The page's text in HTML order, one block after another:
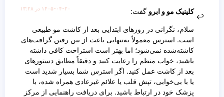
کلینیک مو و ابرو گفت: ۱۴۰۵-۰۴-۲۰ در ۱۳:۲۸
سلام، نگرانی در روزهای ابتدایی بعد از کاشت مو طبیعی
است. استرس معمولاً به‌تنهایی باعث از بین رفتن گرافت‌های
کاشته‌شده نمی‌شود؛ اما بهتر است استراحت کافی داشته
باشید، خواب منظم را رعایت کنید و دقیقاً مطابق دستورهای
بعد از کاشت عمل کنید. اگر استرس شما بسیار شدید است
یا با بی‌خوابی، تپش قلب یا علائم غیرعادی همراه شده، با
پزشک خود در ارتباط باشید. برای دریافت راهنمایی از مرکز